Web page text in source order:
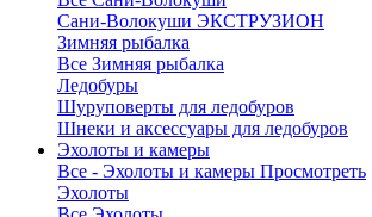
Сани-Волокуши ЭКСТРУЗИОН
Зимняя рыбалка
Все Зимняя рыбалка
Ледобуры
Шуруповерты для ледобуров
Шнеки и аксессуары для ледобуров
Эхолоты и камеры
Все - Эхолоты и камеры Просмотреть
Эхолоты